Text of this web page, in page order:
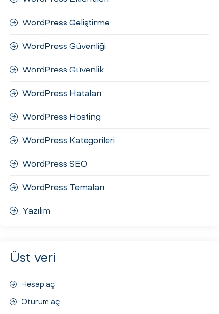
WordPress Geliştirme
WordPress Güvenliği
WordPress Güvenlik
WordPress Hataları
WordPress Hosting
WordPress Kategorileri
WordPress SEO
WordPress Temaları
Yazılım
Üst veri
Hesap aç
Oturum aç